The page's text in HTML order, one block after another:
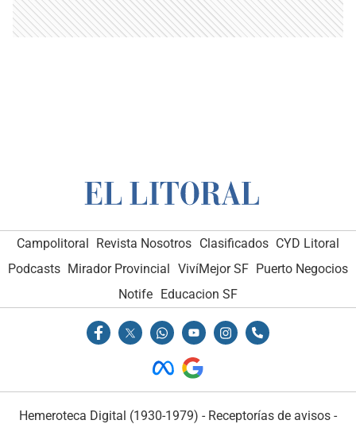
Campolitoral Revista Nosotros Clasificados CYD Litoral
Podcasts Mirador Provincial VivíMejor SF Puerto Negocios
Notife Educacion SF
Hemeroteca Digital (1930-1979) - Receptorías de avisos -